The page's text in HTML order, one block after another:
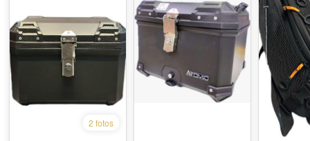
2 fotos